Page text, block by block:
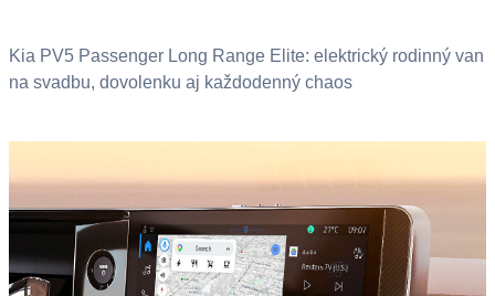
Kia PV5 Passenger Long Range Elite: elektrický rodinný van
na svadbu, dovolenku aj každodenný chaos